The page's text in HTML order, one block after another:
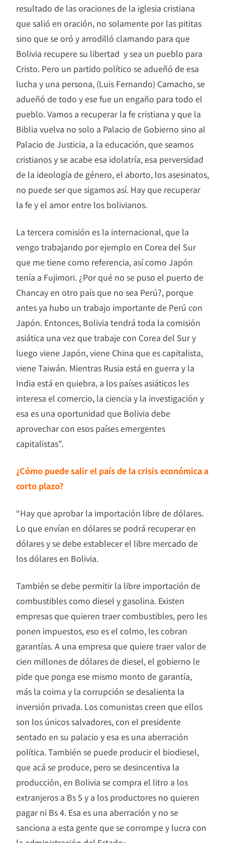
resultado de las oraciones de la iglesia cristiana
que salió en oración, no solamente por las pititas
sino que se oró y arrodilló clamando para que
Bolivia recupere su libertad y sea un pueblo para
Cristo. Pero un partido político se adueñó de esa
lucha y una persona, (Luis Fernando) Camacho, se
adueñó de todo y ese fue un engaño para todo el
pueblo. Vamos a recuperar la fe cristiana y que la
Biblia vuelva no solo a Palacio de Gobierno sino al
Palacio de Justicia, a la educación, que seamos
cristianos y se acabe esa idolatría, esa perversidad
de la ideología de género, el aborto, los asesinatos,
no puede ser que sigamos así. Hay que recuperar
la fe y el amor entre los bolivianos.
La tercera comisión es la internacional, que la
vengo trabajando por ejemplo en Corea del Sur
que me tiene como referencia, así como Japón
tenía a Fujimori. ¿Por qué no se puso el puerto de
Chancay en otro país que no sea Perú?, porque
antes ya hubo un trabajo importante de Perú con
Japón. Entonces, Bolivia tendrá toda la comisión
asiática una vez que trabaje con Corea del Sur y
luego viene Japón, viene China que es capitalista,
viene Taiwán. Mientras Rusia está en guerra y la
India está en quiebra, a los países asiáticos les
interesa el comercio, la ciencia y la investigación y
esa es una oportunidad que Bolivia debe
aprovechar con esos países emergentes
capitalistas”.
¿Cómo puede salir el país de la crisis económica a
corto plazo?
“Hay que aprobar la importación libre de dólares.
Lo que envían en dólares se podrá recuperar en
dólares y se debe establecer el libre mercado de
los dólares en Bolivia.
También se debe permitir la libre importación de
combustibles como diesel y gasolina. Existen
empresas que quieren traer combustibles, pero les
ponen impuestos, eso es el colmo, les cobran
garantías. A una empresa que quiere traer valor de
cien millones de dólares de diesel, el gobierno le
pide que ponga ese mismo monto de garantía,
más la coima y la corrupción se desalienta la
inversión privada. Los comunistas creen que ellos
son los únicos salvadores, con el presidente
sentado en su palacio y esa es una aberración
política. También se puede producir el biodiesel,
que acá se produce, pero se desincentiva la
producción, en Bolivia se compra el litro a los
extranjeros a Bs 5 y a los productores no quieren
pagar ni Bs 4. Esa es una aberración y no se
sanciona a esta gente que se corrompe y lucra con